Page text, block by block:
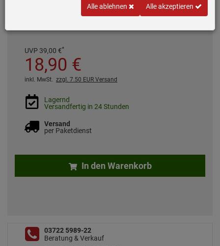
Passend für alle 45 und 60 cm Geschirrspülern mit klapparen
Tellerhaltern im Unterkorb
UVP 39,00 €*
18,90 €
inkl. MwSt. zzgl. 7.50 EUR Versand
Lagernd
Versandfertig in 24 Stunden
Versand
per Paketdienst
In den Warenkorb
03722 5989-22
Beratung & Verkauf
Alle ablehnen Alle akzeptieren